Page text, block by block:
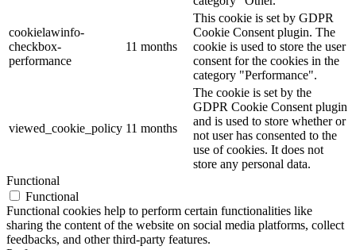
cookielawinfo-
checkbox-
performance
11 months
This cookie is set by GDPR
Cookie Consent plugin. The
cookie is used to store the user
consent for the cookies in the
category "Performance".
viewed_cookie_policy 11 months
The cookie is set by the
GDPR Cookie Consent plugin
and is used to store whether or
not user has consented to the
use of cookies. It does not
store any personal data.
Functional
Functional
Functional cookies help to perform certain functionalities like
sharing the content of the website on social media platforms, collect
feedbacks, and other third-party features.